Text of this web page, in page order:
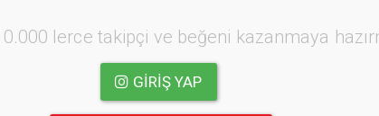
lerce takipçi ve beğeni kazanmaya
GIRIŞ YAP